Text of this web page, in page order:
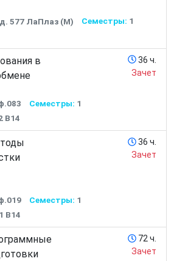
577 ЛаПлаз (М) Семестры: 1
в
36 ч.
Зачет
Семестры: 1
В14
36 ч.
Зачет
Семестры: 1
В14
72 ч.
Зачет